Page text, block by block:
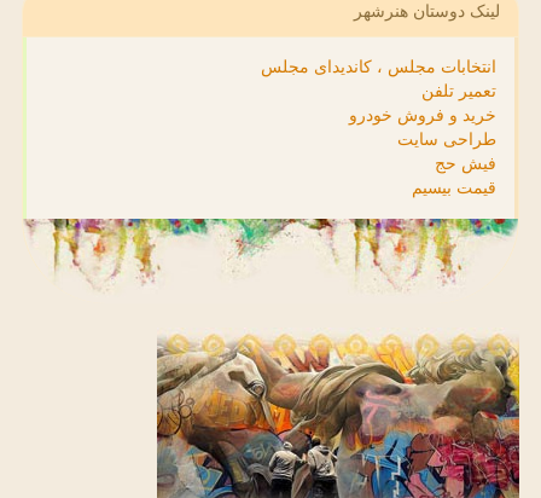
لینک دوستان هنرشهر
انتخابات مجلس ، کاندیدای مجلس
تعمیر تلفن
خرید و فروش خودرو
طراحی سایت
فیش حج
قیمت بیسیم